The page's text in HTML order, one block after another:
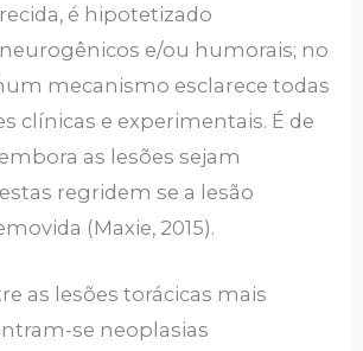
é hipotetizado
e/ou humorais; no
mecanismo esclarece todas
clínicas e experimentais. É de
as lesões sejam
regridem se a lesão
(Maxie, 2015).
as lesões torácicas mais
se neoplasias